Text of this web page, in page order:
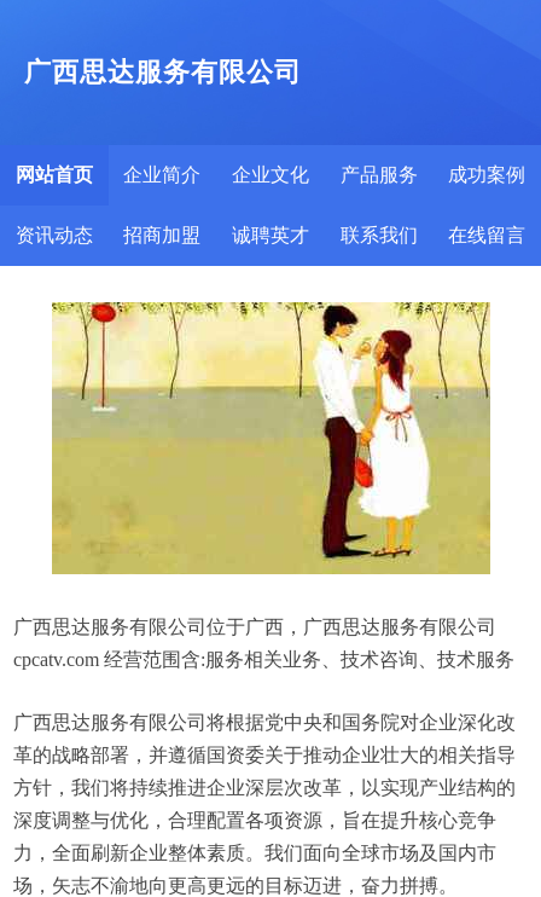
广西思达服务有限公司
网站首页 企业简介 企业文化 产品服务 成功案例
资讯动态 招商加盟 诚聘英才 联系我们 在线留言
广西思达服务有限公司位于广西，广西思达服务有限公司
cpcatv.com 经营范围含:服务相关业务、技术咨询、技术服务
广西思达服务有限公司将根据党中央和国务院对企业深化改
革的战略部署，并遵循国资委关于推动企业壮大的相关指导
方针，我们将持续推进企业深层次改革，以实现产业结构的
深度调整与优化，合理配置各项资源，旨在提升核心竞争
力，全面刷新企业整体素质。我们面向全球市场及国内市
场，矢志不渝地向更高更远的目标迈进，奋力拼搏。